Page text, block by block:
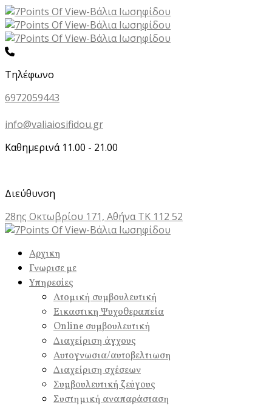
Τηλέφωνο
6972059443
info@valiaiosifidou.gr
Καθημερινά 11.00 - 21.00
Διεύθυνση
28ης Οκτωβρίου 171, Αθήνα ΤΚ 112 52
Αρχικη
Γνωρισε με
Υπηρεσiες
Ατομική συμβουλευτική
Εικαστικη Ψυχοθεραπεία
Online συμβουλευτική
Διαχείριση άγχους
Αυτογνωσια/αυτοβελτιωση
Διαχείριση σχέσεων
Συμβουλευτική ζεύγους
Συστημική αναπαράσταση